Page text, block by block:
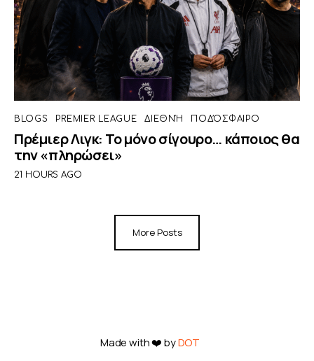
BLOGS PREMIER LEAGUE ΔΙΕΘΝΉ ΠΟΔΌΣΦΑΙΡΟ
Πρέμιερ Λιγκ: Το μόνο σίγουρο… κάποιος θα
την «πληρώσει»
21 HOURS AGO
More Posts
Made with ❤️ byDOT